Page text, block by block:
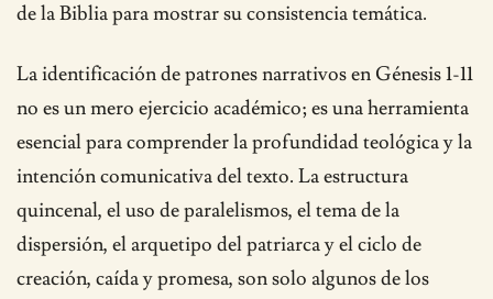
de la Biblia para mostrar su consistencia temática.
La identificación de patrones narrativos en Génesis 1-11
no es un mero ejercicio académico; es una herramienta
esencial para comprender la profundidad teológica y la
intención comunicativa del texto. La estructura
quincenal, el uso de paralelismos, el tema de la
dispersión, el arquetipo del patriarca y el ciclo de
creación, caída y promesa, son solo algunos de los